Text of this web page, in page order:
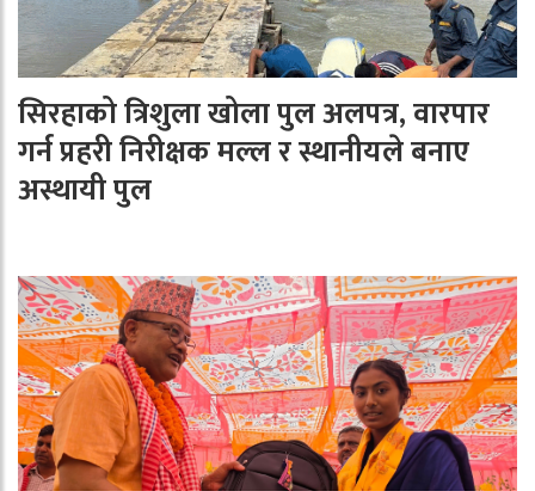
सिरहाको त्रिशुला खोला पुल अलपत्र, वारपार
गर्न प्रहरी निरीक्षक मल्ल र स्थानीयले बनाए
अस्थायी पुल